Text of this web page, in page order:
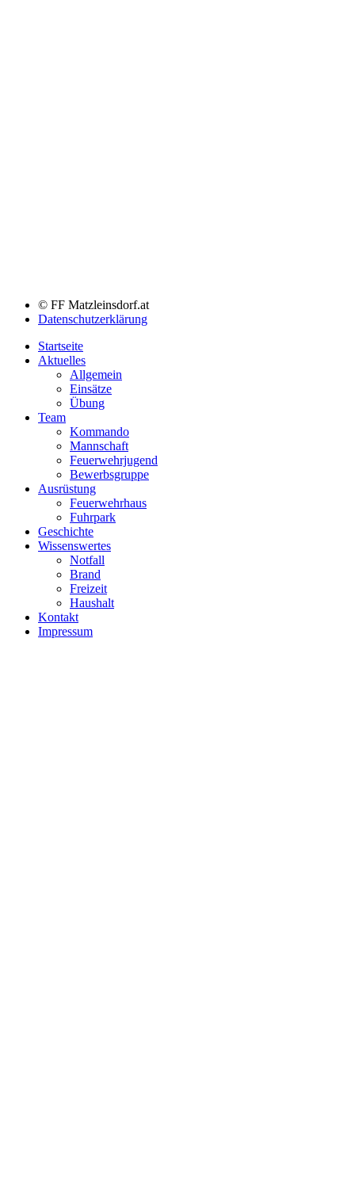
© FF Matzleinsdorf.at
Datenschutzerklärung
Startseite
Aktuelles
Allgemein
Einsätze
Übung
Team
Kommando
Mannschaft
Feuerwehrjugend
Bewerbsgruppe
Ausrüstung
Feuerwehrhaus
Fuhrpark
Geschichte
Wissenswertes
Notfall
Brand
Freizeit
Haushalt
Kontakt
Impressum